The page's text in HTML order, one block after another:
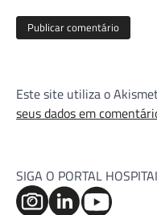
Este site utiliza o
seus dados em
SIGA O PORTAL